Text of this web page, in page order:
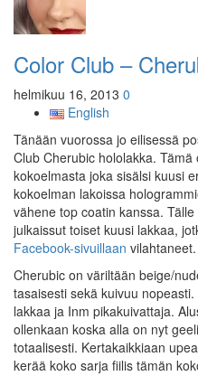
Color Club –
helmikuu 16, 2013 0
English
Tänään vuorossa jo eilisessä
Club Cherubic hololakka.
kokoelmasta joka sisälsi kuusi
kokoelman lakoissa
vähene top coatin kanssa.
julkaissut toiset kuusi lakkaa,
Facebook-sivuillaan vilahtaneet.
Cherubic on väriltään beige/
tasaisesti sekä kuivuu
lakkaa ja Inm pikakuivattaja.
ollenkaan koska alla on nyt
totaalisesti. Kertakaikkiaan
kerää koko sarja fiilis tämän